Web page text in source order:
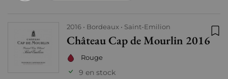
2016 Bordeaux Saint-Emilion
Château Cap de Mourlin 2016
Rouge
9 en stock